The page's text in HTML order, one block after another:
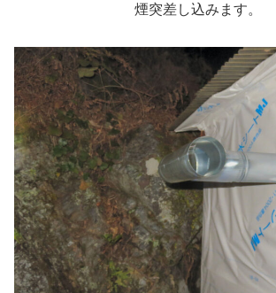
煙突差し込みます。